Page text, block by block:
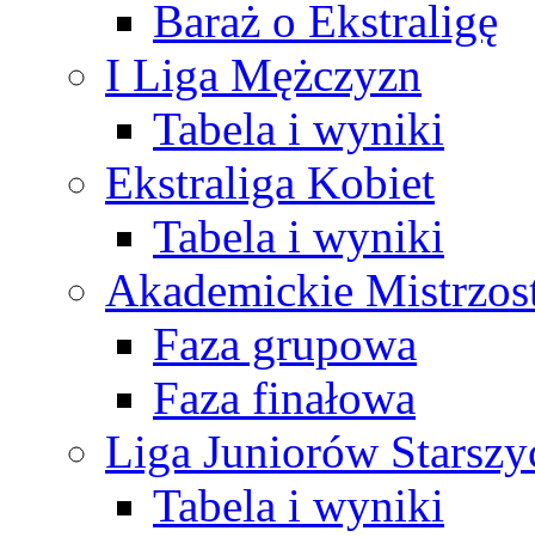
Baraż o Ekstraligę
I Liga Mężczyzn
Tabela i wyniki
Ekstraliga Kobiet
Tabela i wyniki
Akademickie
Faza grupowa
Faza finałowa
Liga Juniorów
Tabela i wyniki